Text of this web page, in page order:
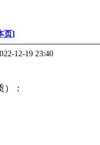
页]
12-19 23:40
：